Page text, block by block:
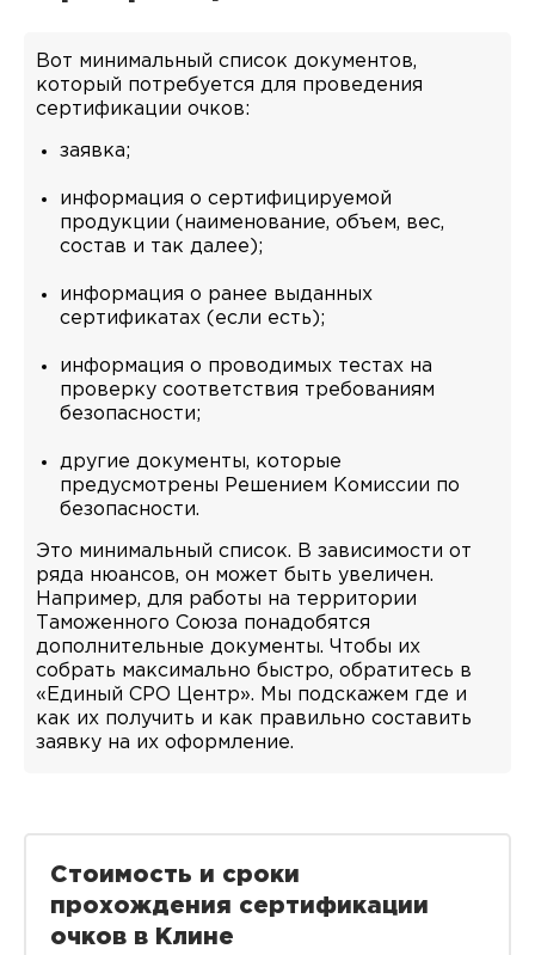
Вот минимальный список документов,
который потребуется для проведения
сертификации очков:
заявка;
информация о сертифицируемой
продукции (наименование, объем, вес,
состав и так далее);
информация о ранее выданных
сертификатах (если есть);
информация о проводимых тестах на
проверку соответствия требованиям
безопасности;
другие документы, которые
предусмотрены Решением Комиссии по
безопасности.
Это минимальный список. В зависимости от
ряда нюансов, он может быть увеличен.
Например, для работы на территории
Таможенного Союза понадобятся
дополнительные документы. Чтобы их
собрать максимально быстро, обратитесь в
«Единый СРО Центр». Мы подскажем где и
как их получить и как правильно составить
заявку на их оформление.
Стоимость и сроки
прохождения сертификации
очков в Клине